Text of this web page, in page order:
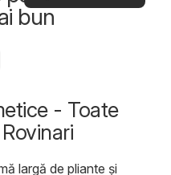
bun
- Toate
largă de pliante și